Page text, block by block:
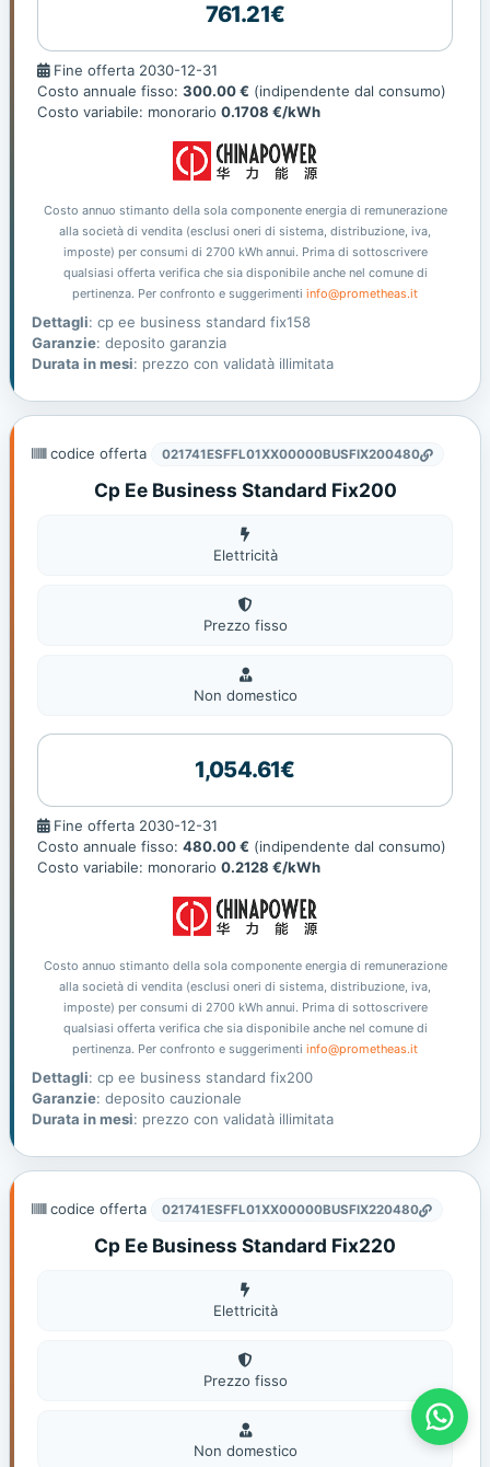
761.21€
Fine
offerta
Fine offerta 2030-12-31
Costo annuale fisso: 300.00 € (indipendente dal consumo)
Costo variabile: monorario 0.1708 €/kWh
Costo annuo stimanto della sola componente energia di remunerazione
alla società di vendita (esclusi oneri di sistema, distribuzione, iva,
imposte) per consumi di 2700 kWh annui. Prima di sottoscrivere
qualsiasi offerta verifica che sia disponibile anche nel comune di
pertinenza. Per confronto e suggerimenti info@prometheas.it
Dettagli: cp ee business standard fix158
Garanzie: deposito garanzia
Durata in mesi: prezzo con validatà illimitata
codice offerta 021741ESFFL01XX00000BUSFIX200480
Cp Ee Business Standard Fix200
Elettricità
Elettricità
Prezzo fisso
Non
domestic
Non domestico
1,054.61€
Fine
offerta
Fine offerta 2030-12-31
Costo annuale fisso: 480.00 € (indipendente dal consumo)
Costo variabile: monorario 0.2128 €/kWh
Costo annuo stimanto della sola componente energia di remunerazione
alla società di vendita (esclusi oneri di sistema, distribuzione, iva,
imposte) per consumi di 2700 kWh annui. Prima di sottoscrivere
qualsiasi offerta verifica che sia disponibile anche nel comune di
pertinenza. Per confronto e suggerimenti info@prometheas.it
Dettagli: cp ee business standard fix200
Garanzie: deposito cauzionale
Durata in mesi: prezzo con validatà illimitata
codice offerta 021741ESFFL01XX00000BUSFIX220480
Cp Ee Business Standard Fix220
Elettricità
Elettricità
Prezzo fisso
Non
domestic
Non domestico